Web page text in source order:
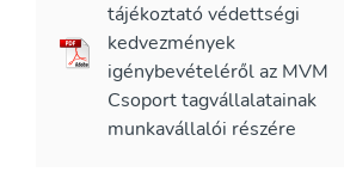
tájékoztató védettségi
kedvezmények
igénybevételéről az MVM
Csoport tagvállalatainak
munkavállalói részére